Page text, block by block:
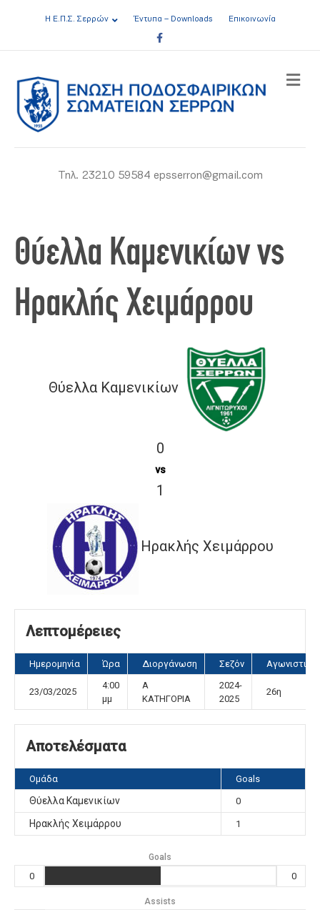
Η Ε.Π.Σ. Σερρών Έντυπα – Downloads
Επικοινωνία
Facebook
Τηλ. 23210 59584 epsserron@gmail.com
Θύελλα Καμενικίων vs
Ηρακλής Χειμάρρου
Θύελλα Καμενικίων
0
vs
1
Ηρακλής Χειμάρρου
Λεπτομέρειες
Ημερομηνία Ώρα Διοργάνωση Σεζόν Αγωνιστική
23/03/2025
4:00
μμ
Α
ΚΑΤΗΓΟΡΙΑ
2024-
2025
26η
Αποτελέσματα
Ομάδα Goals
Θύελλα Καμενικίων 0
Ηρακλής Χειμάρρου 1
Goals
0 0
Assists